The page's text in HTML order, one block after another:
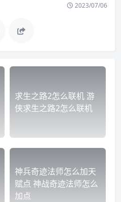
2023/07/06
求生之路2怎么联机 游
侠求生之路2怎么联机
神兵奇迹法师怎么加天
赋点 神战奇迹法师怎么
加点